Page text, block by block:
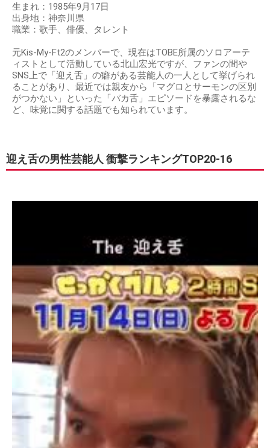
生まれ：1985年9月17日
出身地：神奈川県
職業：歌手、俳優、タレント
元Kis-My-Ft2のメンバーで、現在はTOBE所属のソロアーテ
ィストとして活動している北山宏光ですが、ファンの間や
SNS上で「迎え舌」の癖がある芸能人の一人として挙げられ
ることがあり、最近では親友から「マグロとサーモンの区別
がつかない」といった「バカ舌」エピソードを暴露されるな
ど、味覚に関する話題でも知られています。
迎え舌の男性芸能人 衝撃ランキングTOP20-16